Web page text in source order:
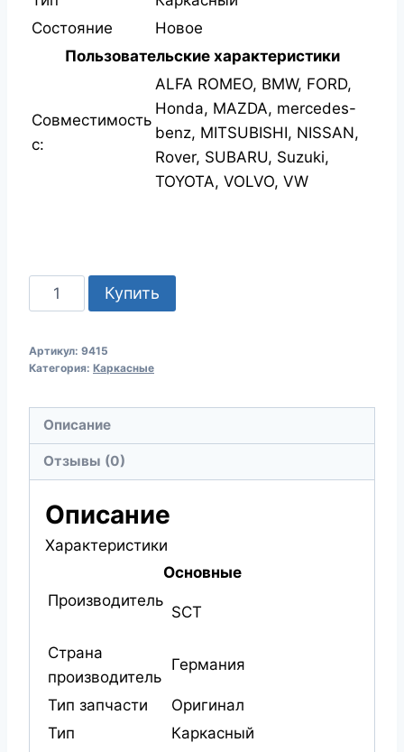
Состояние
Новое
Пользовательские характеристики
Совместимость
с:
ALFA ROMEO, BMW, FORD,
Honda, MAZDA, mercedes-
benz, MITSUBISHI, NISSAN,
Rover, SUBARU, Suzuki,
TOYOTA, VOLVO, VW
Количество
товара
9415
600ММ
20"
Купить
Артикул: 9415
Категория: Каркасные
Описание
Отзывы (0)
Описание
Характеристики
Основные
Производитель
SCT
Страна
производитель
Германия
Тип запчасти
Оригинал
Тип
Каркасный